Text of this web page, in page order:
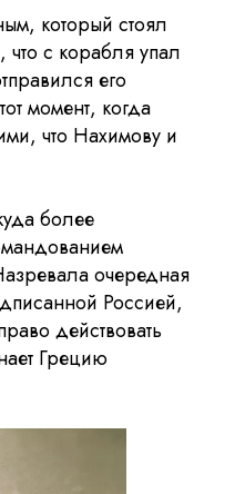
который стоял
с корабля упал
его
момент, когда
что Нахимову и
более
очередная
Россией,
действовать
Грецию